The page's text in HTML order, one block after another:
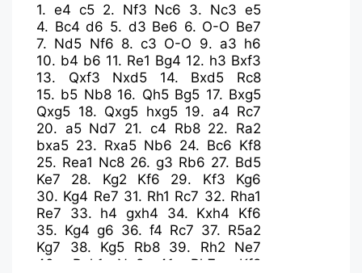
1. e4 c5 2. Nf3 Nc6 3. Nc3 e5
4. Bc4 d6 5. d3 Be6 6. O-O Be7
7. Nd5 Nf6 8. c3 O-O 9. a3 h6
10. b4 b6 11. Re1 Bg4 12. h3 Bxf3
13. Qxf3 Nxd5 14. Bxd5
Rc8
15. b5 Nb8 16. Qh5 Bg5 17. Bxg5
Qxg5 18. Qxg5 hxg5 19. a4 Rc7
20. a5 Nd7 21. c4 Rb8 22. Ra2
bxa5 23. Rxa5 Nb6 24. Bc6 Kf8
25. Rea1 Nc8 26. g3 Rb6 27. Bd5
Ke7
28. Kg2 Kf6 29. Kf3
Kg6
30. Kg4 Re7 31. Rh1 Rc7 32. Rha1
Re7
33. h4 gxh4 34. Kxh4
Kf6
35. Kg4 g6 36. f4 Rc7 37. R5a2
Kg7
38. Kg5 Rb8 39. Rh2
Ne7
40. Rah1 Ng8 41. Rh7+
Kf8